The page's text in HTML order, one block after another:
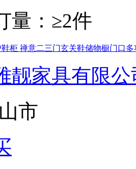
量： ≥2件
柜 禅意二三门玄关鞋储物橱门口
靓家具有限公
市